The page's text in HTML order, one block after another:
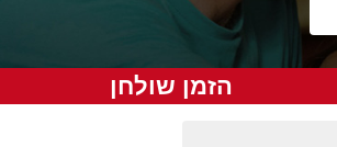
הזמן שולחן